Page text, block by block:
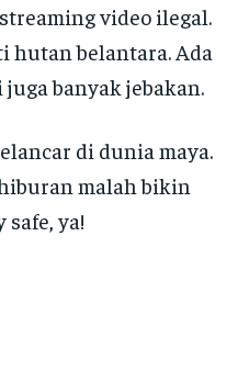
video ilegal.
belantara. Ada
banyak jebakan.
di dunia maya.
malah bikin
safe, ya!